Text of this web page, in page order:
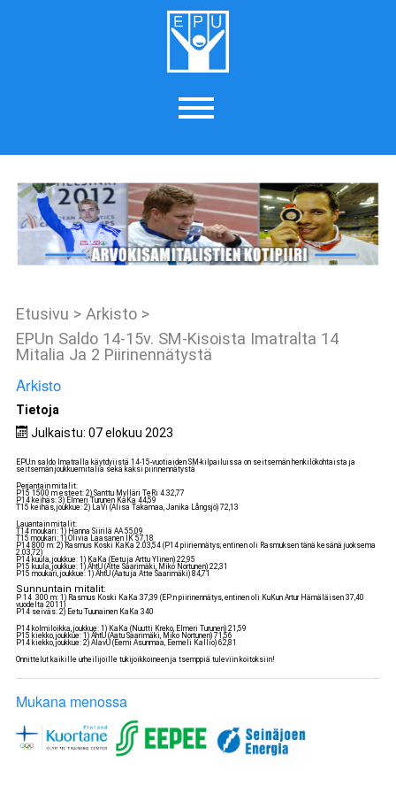
Etusivu > Arkisto >
EPUn Saldo 14-15v. SM-Kisoista Imatralta 14
Mitalia Ja 2 Piirinennätystä
Arkisto
Tietoja
Julkaistu: 07 elokuu 2023
EPU:n saldo Imatralla käytdyiistä 14-15-vuotiaiden SM-kilpailuissa on seitsemän henkilökohtaista ja
seitsemän joukkuemitalia sekä kaksi piirinennätystä
Perjantain mitalit:
P15 1500 m esteet: 2) Santtu Mylläri TeRi 4.32,77
P14 keihäs: 3) Elmeri Turunen KaKa 44,59
T15 keihäs, joukkue: 2) LaVi (Alisa Takamaa, Janika Långsjö) 72,13
Lauantain mitalit:
T14 moukari: 1) Hanna Siirilä AA 55,09
T15 moukari: 1) Olivia Laasanen IK 57,18
P14 800 m: 2) Rasmus Koski KaKa 2.03,54 (P14 piiriennätys; entinen oli Rasmuksen tänä kesänä juoksema
2.03,72)
P14 kuula, joukkue: 1) KaKa (Eetu ja Arttu Ylinen) 22,95
P15 kuula, joukkue: 1) ÄhtU (Atte Saarimäki, Miko Nortunen) 22,31
P15 moukari, joukkue: 1) ÄhtU (Aatu ja Atte Saarimäki) 84,71
Sunnuntain mitalit:
P 14 300 m: 1) Rasmus Koski KaKa 37,39 (EP:n piirinennätys, entinen oli KuKun Artur Hämäläisen 37,40
vuodelta 2011)
P14 seiväs: 2) Eetu Tuunainen KaKa 340
P14 kolmiloikka, joukkue: 1) KaKa (Nuutti Kreko, Elmeri Turunen) 21,59
P15 kiekko, joukkue: 1) ÄhtU (Aatu Saarimäki, Miko Nortunen) 71,56
P14 kiekko, joukkue: 2) AlavU (Eemi Asunmaa, Eemeli Kallio) 62,81
Onnittelut kaikille urheilijoille tukijoikkoineen ja tsemppiä tuleviin koitoksiin!
Mukana menossa